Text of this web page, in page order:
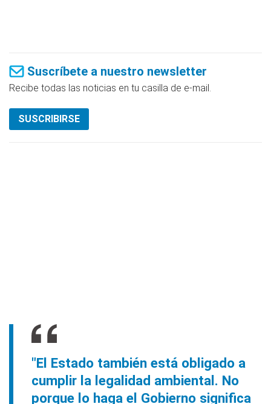
Suscríbete a nuestro newsletter
Recibe todas las noticias en tu casilla de e-mail.
SUSCRIBIRSE
"El Estado también está obligado a
cumplir la legalidad ambiental. No
porque lo haga el Gobierno significa